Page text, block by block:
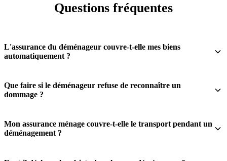
Questions fréquentes
L'assurance du déménageur couvre-t-elle mes biens
automatiquement ?
Que faire si le déménageur refuse de reconnaître un
dommage ?
Mon assurance ménage couvre-t-elle le transport pendant un
déménagement ?